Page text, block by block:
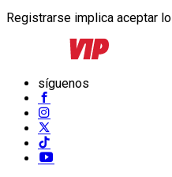
Registrarse implica aceptar
síguenos